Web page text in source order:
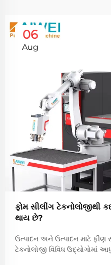
06
Aug
ફોમ સીલીંગ ટેકનોલોજીથી
થાય છે?
ઉત્પાદન અને ઉત્પાદન માટે ફીણ
ટેકનોલોજી વિવિધ ઉદ્યોગોમાં